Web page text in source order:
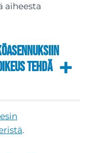
aiheesta
tehdä
.